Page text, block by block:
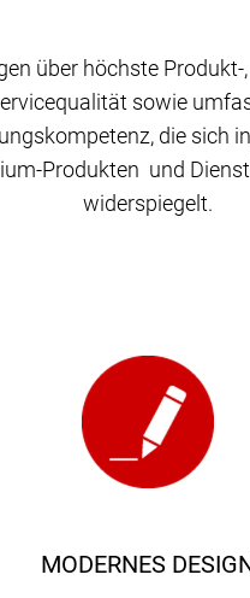
über höchste Produkt-
sowie
die sich
Produkten und
widerspiegelt.
MODERNES